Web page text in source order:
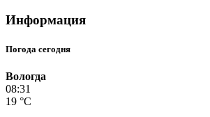
Информация
Погода сегодня
Вологда
08:31
19 °C